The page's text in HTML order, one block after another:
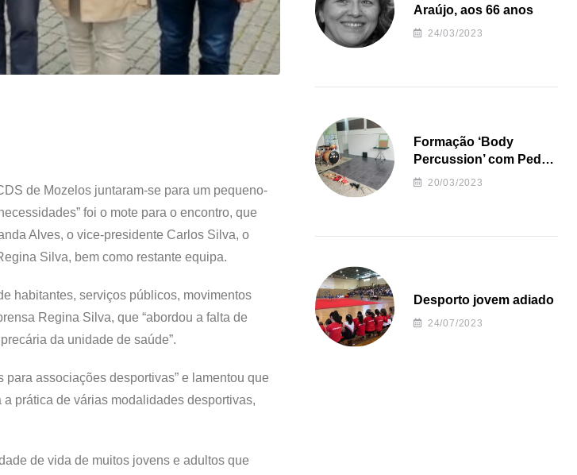
de Mozelos juntaram-se para um pequeno-
foi o mote para o encontro, que
Alves, o vice-presidente Carlos Silva, o
Silva, bem como restante equipa.
habitantes, serviços públicos, movimentos
Regina Silva, que “abordou a falta de
da unidade de saúde”.
associações desportivas” e lamentou que
prática de várias modalidades desportivas,
de vida de muitos jovens e adultos que
Araújo, aos 66 anos
24/03/2023
Formação ‘Body
Percussion’ com Pedro
Almeida
20/03/2023
Desporto jovem adiado
24/07/2023